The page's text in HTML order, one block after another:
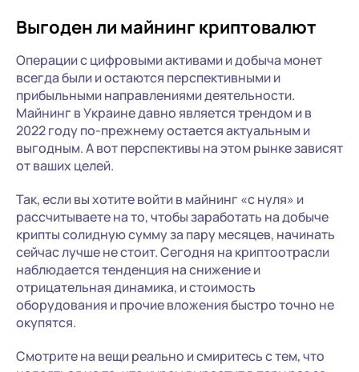
Выгоден ли майнинг криптовалют
Операции с цифровыми активами и добыча монет
всегда были и остаются перспективными и
прибыльными направлениями деятельности.
Майнинг в Украине давно является трендом и в
2022 году по-прежнему остается актуальным и
выгодным. А вот перспективы на этом рынке зависят
от ваших целей.
Так, если вы хотите войти в майнинг «с нуля» и
рассчитываете на то, чтобы заработать на добыче
крипты солидную сумму за пару месяцев, начинать
сейчас лучше не стоит. Сегодня на криптоотрасли
наблюдается тенденция на снижение и
отрицательная динамика, и стоимость
оборудования и прочие вложения быстро точно не
окупятся.
Смотрите на вещи реально и смиритесь с тем, что